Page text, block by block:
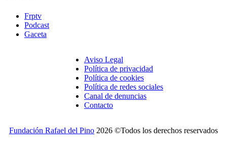
Frptv
Podcast
Gaceta
Aviso Legal
Política de privacidad
Política de cookies
Política de redes sociales
Canal de denuncias
Contacto
Fundación Rafael del Pino 2026 ©Todos los derechos reservados